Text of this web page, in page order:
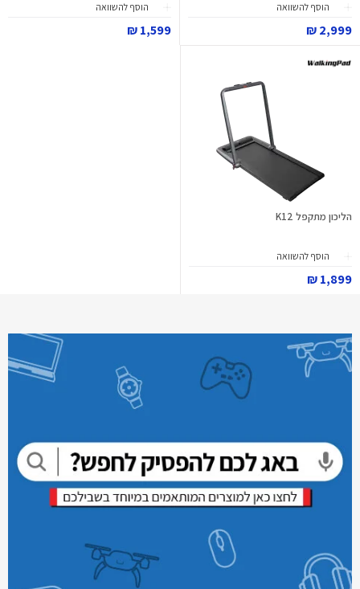
הוסף להשוואה
2,999 ₪
הוסף להשוואה
1,599 ₪
הליכון מתקפל K12
הוסף להשוואה
1,899 ₪